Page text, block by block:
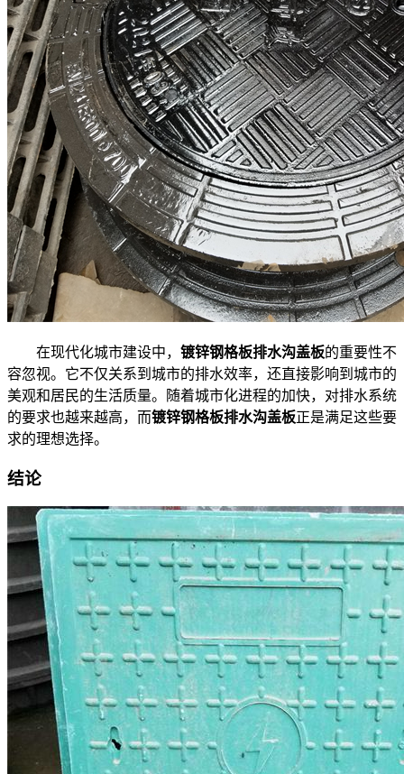
在现代化城市建设中， 镀锌钢格板排水沟盖板的重要性不
容忽视。它不仅关系到城市的排水效率，还直接影响到城市的
美观和居民的生活质量。随着城市化进程的加快，对排水系统
的要求也越来越高，而镀锌钢格板排水沟盖板正是满足这些要
求的理想选择。
结论